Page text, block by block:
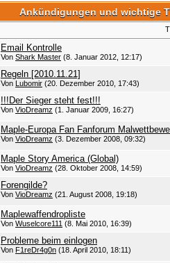
Ankündigungen und wichtige
Email Kontrolle
Von Shark Master (8. Januar 2012, 12:17)
Regeln [2010.11.21]
Von Lubomir (20. Dezember 2010, 17:43)
!!!Der Sieger steht fest!!!
Von VioDreamz (1. Januar 2009, 16:27)
Maple-Europa Fan Fanforum
Von VioDreamz (3. Dezember 2008, 09:32)
Maple Story America (Global)
Von VioDreamz (28. Oktober 2008, 14:59)
Forengilde?
Von VioDreamz (21. August 2008, 19:18)
Maplewaffendropliste
Von Wuselcore111 (8. Mai 2010, 16:39)
Probleme beim einlogen
Von F1reDr4g0n (18. April 2010, 18:11)